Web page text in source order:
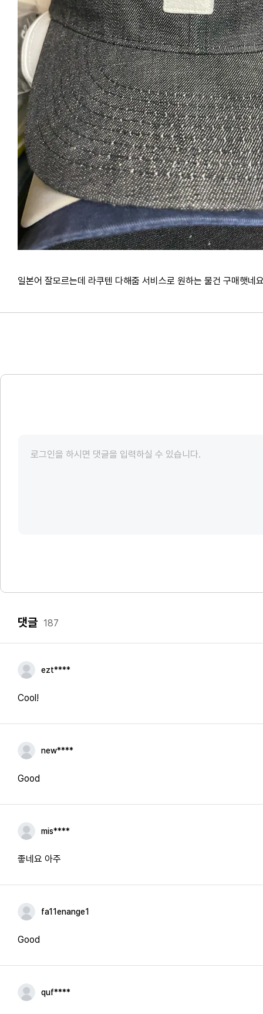
일본어 잘모르는데 라쿠텐 다해줌 서비스로 원하는 물건 구매햇네
댓글 187
ezt****
Cool!
new****
Good
mis****
좋네요 아주
fa11enange1
Good
quf****